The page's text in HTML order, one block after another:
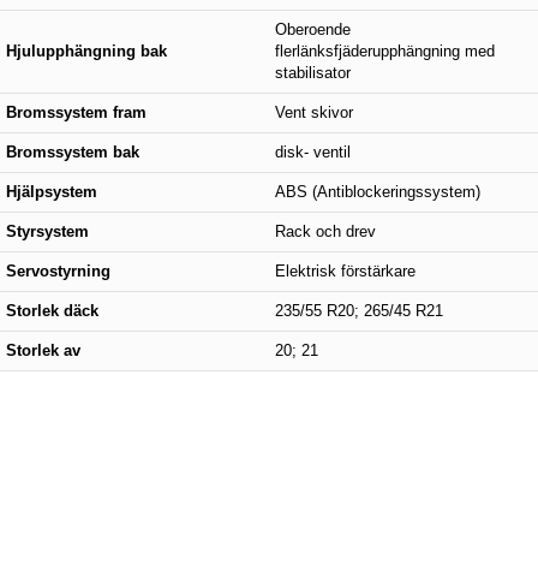
Hjulupphängning bak
Oberoende
flerlänksfjäderupphängning med
stabilisator
Bromssystem fram Vent skivor
Bromssystem bak disk- ventil
Hjälpsystem ABS (Antiblockeringssystem)
Styrsystem Rack och drev
Servostyrning Elektrisk förstärkare
Storlek däck 235/55 R20; 265/45 R21
Storlek av 20; 21